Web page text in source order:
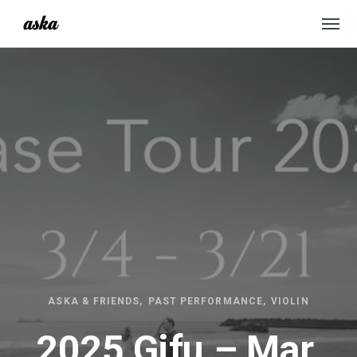
ASKA & FRIENDS PAST PERFORMANCE VIOLIN